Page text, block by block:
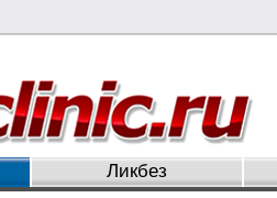
Ликбез